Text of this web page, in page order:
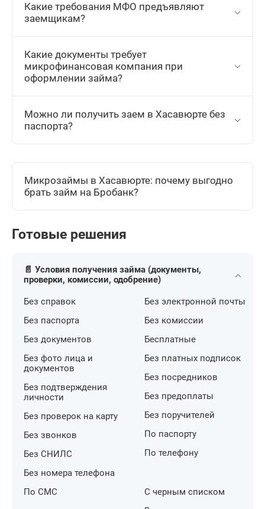
Какие требования МФО предъявляют
заемщикам?
Какие документы требует
микрофинансовая компания при
оформлении займа?
Можно ли получить заем в Хасавюрте без
паспорта?
Микрозаймы в Хасавюрте: почему выгодно
брать займ на Бробанк?
Готовые решения
📄 Условия получения займа (документы,
проверки, комиссии, одобрение)
Без справок
Без паспорта
Без документов
Без фото лица и
документов
Без подтверждения
личности
Без проверок на карту
Без звонков
Без СНИЛС
Без номера телефона
Без электронной почты
Без комиссии
Бесплатные
Без платных подписок
Без посредников
Без предоплаты
Без поручителей
По паспорту
По телефону
По СМС
С черным списком